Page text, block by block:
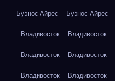
Буэнос-Айрес Буэнос-Айрес
Владивосток Владивосток
Владивосток Владивосток
Владивосток Владивосток